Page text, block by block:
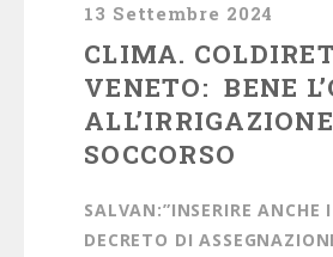
13 Settembre 2024
CLIMA.
VENETO: BENE
SOCCORSO
SALVAN:”INSERIRE ANCHE
DECRETO DI